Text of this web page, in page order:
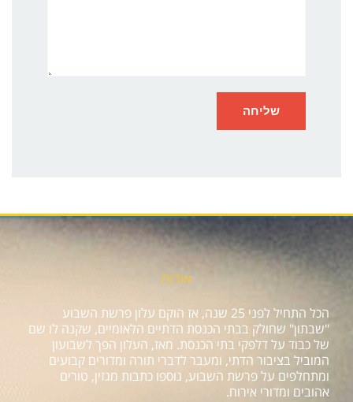
אודות
הכל התחיל לפני 25 שנה, אז הוקם עלון פרשת השבוע
"שבתון" שחולק בבתי הכנסת הדתיים הלאומיים, שקנה לו שם
של כבוד על דלפקי בתי הכנסת. מאז, העלון הפך לשבועון
המוביל בציבור הדתי, ומעבר לדברי תורה ומדורים קבועים
ומתחלפים על פרשת השבוע, נוספו כתבות מגזין, טורים
אהובים ומדורי אירוח.